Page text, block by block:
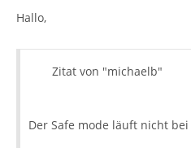
Hallo,
Zitat von "michaelb"
Der Safe mode läuft nicht